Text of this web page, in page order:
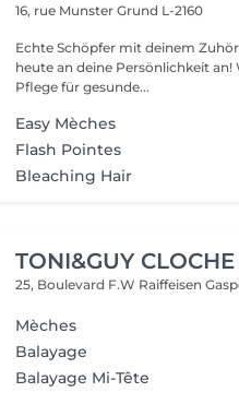
16, rue MunsterGrund L-2160
Echte Schöpfer mit deinem
heute an deine Persönlichkeit
Pflege für gesunde...
Easy Mèches
Flash Pointes
Bleaching Hair
TONI&GUY
25, Boulevard F.W Raiffeisen
Mèches
Balayage
Balayage Mi-Tête